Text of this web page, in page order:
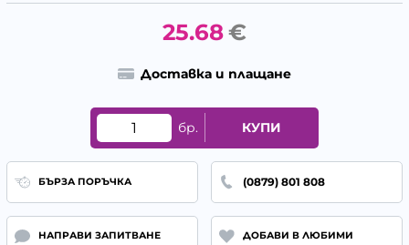
25.68€
Доставка и плащане
бр. КУПИ
БЪРЗА ПОРЪЧКА (0879) 801 808
НАПРАВИ ЗАПИТВАНЕ ДОБАВИ В ЛЮБИМИ